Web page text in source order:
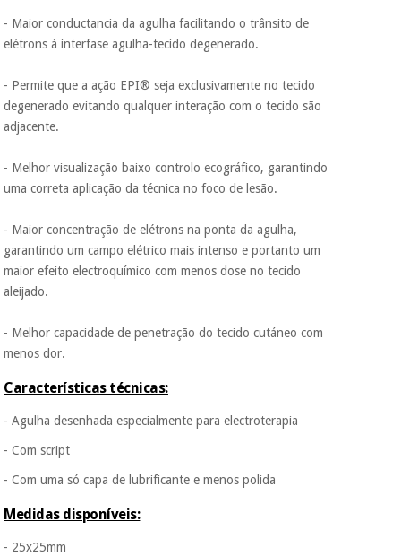
- Maior conductancia da agulha facilitando o trânsito de
elétrons à interfase agulha-tecido degenerado.
- Permite que a ação EPI® seja exclusivamente no tecido
degenerado evitando qualquer interação com o tecido são
adjacente.
- Melhor visualização baixo controlo ecográfico, garantindo
uma correta aplicação da técnica no foco de lesão.
- Maior concentração de elétrons na ponta da agulha,
garantindo um campo elétrico mais intenso e portanto um
maior efeito electroquímico com menos dose no tecido
aleijado.
- Melhor capacidade de penetração do tecido cutáneo com
menos dor.
Características técnicas:
- Agulha desenhada especialmente para electroterapia
- Com script
- Com uma só capa de lubrificante e menos polida
Medidas disponíveis:
- 25x25mm